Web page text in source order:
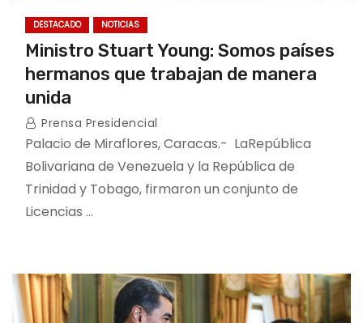
DESTACADO NOTICIAS
Ministro Stuart Young: Somos países
hermanos que trabajan de manera
unida
Prensa Presidencial
Palacio de Miraflores, Caracas.- LaRepública
Bolivariana de Venezuela y la República de
Trinidad y Tobago, firmaron un conjunto de
Licencias …